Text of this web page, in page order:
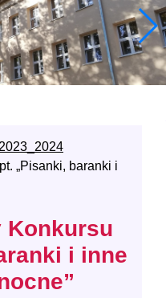
„Pisanki, baranki i
Konkursu
i inne